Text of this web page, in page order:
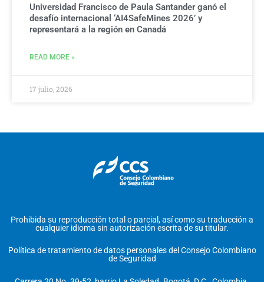
Universidad Francisco de Paula Santander ganó el
desafío internacional ‘AI4SafeMines 2026’ y
representará a la región en Canadá
READ MORE »
17 julio, 2026
Prohibida su reproducción total o parcial, así como su traducción a
cualquier idioma sin autorización escrita de su titular.
Política de tratamiento de datos personales del Consejo Colombiano
de Seguridad